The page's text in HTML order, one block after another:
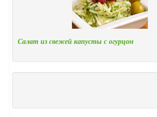
Салат из свежей капусты с огурцом